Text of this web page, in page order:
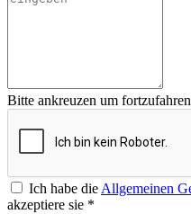
Bitte ankreuzen um fortzufahren
Ich habe dieAllgemeinen
akzeptiere sie *